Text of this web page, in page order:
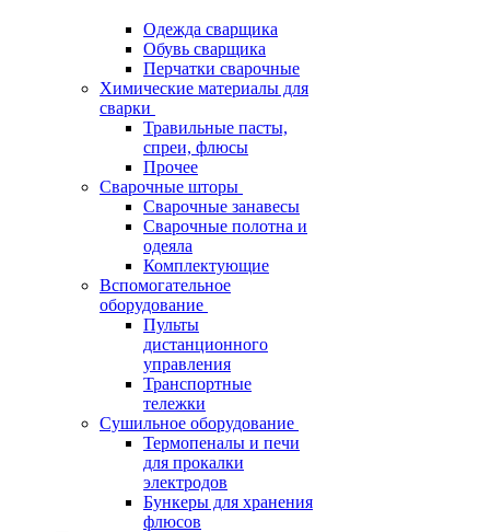
Одежда сварщика
Обувь сварщика
Перчатки сварочные
Химические материалы для
сварки
Травильные пасты,
спреи, флюсы
Прочее
Сварочные шторы
Сварочные занавесы
Сварочные полотна и
одеяла
Комплектующие
Вспомогательное
оборудование
Пульты
дистанционного
управления
Транспортные
тележки
Сушильное оборудование
Термопеналы и печи
для прокалки
электродов
Бункеры для хранения
флюсов